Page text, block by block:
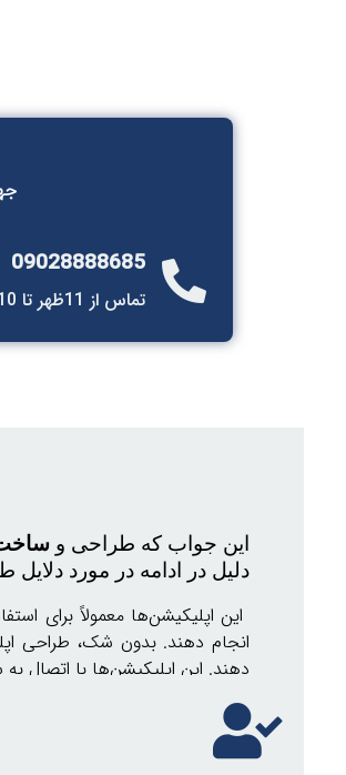
09028888685
تماس از 11ظهر تا 10شب
این جواب که طراحی و
دلیل در ادامه در مورد
این اپلیکیشن‌ها معمولاً برای
انجام دهند. بدون شک، طراحی
دهند. این اپلیکیشن‌ها با اتصال